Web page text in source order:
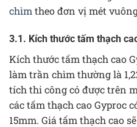
chìm theo đơn vị mét
3.1. Kích thước tấm thạch
Kích thước tấm thạch cao
làm trần chìm thường là
tích thi công có được trên
các tấm thạch cao Gyproc
15mm. Giá tấm thạch cao